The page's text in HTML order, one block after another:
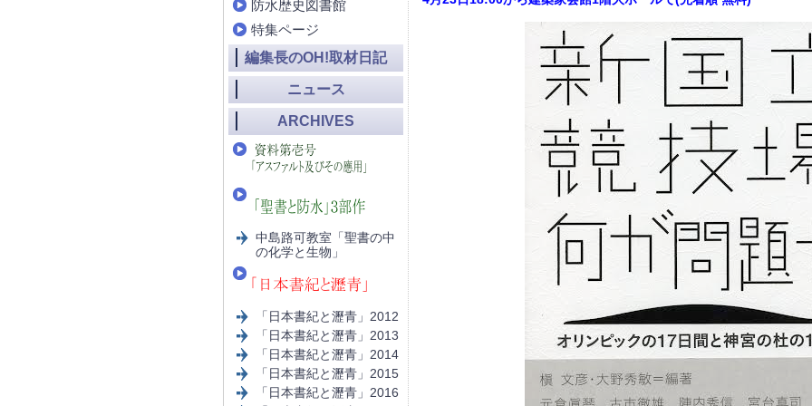
防水歴史図書館
特集ページ
編集長のOH!取材日記
ニュース
ARCHIVES
中島路可教室「聖書の中
の化学と生物」
「日本書紀と瀝青」2012
「日本書紀と瀝青」2013
「日本書紀と瀝青」2014
「日本書紀と瀝青」2015
「日本書紀と瀝青」2016